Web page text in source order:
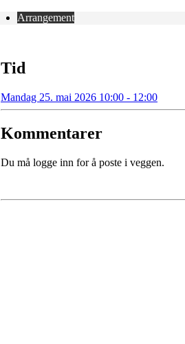
Arrangement
Tid
Mandag 25. mai 2026 10:00 - 12:00
Kommentarer
Du må logge inn for å poste i veggen.